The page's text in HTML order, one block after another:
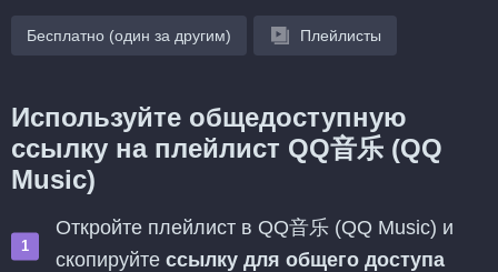
Бесплатно (один за другим) Плейлисты
Используйте общедоступную
ссылку на плейлист QQ音乐 (QQ
Music)
Откройте плейлист в QQ音乐 (QQ Music) и
скопируйте ссылку для общего доступа